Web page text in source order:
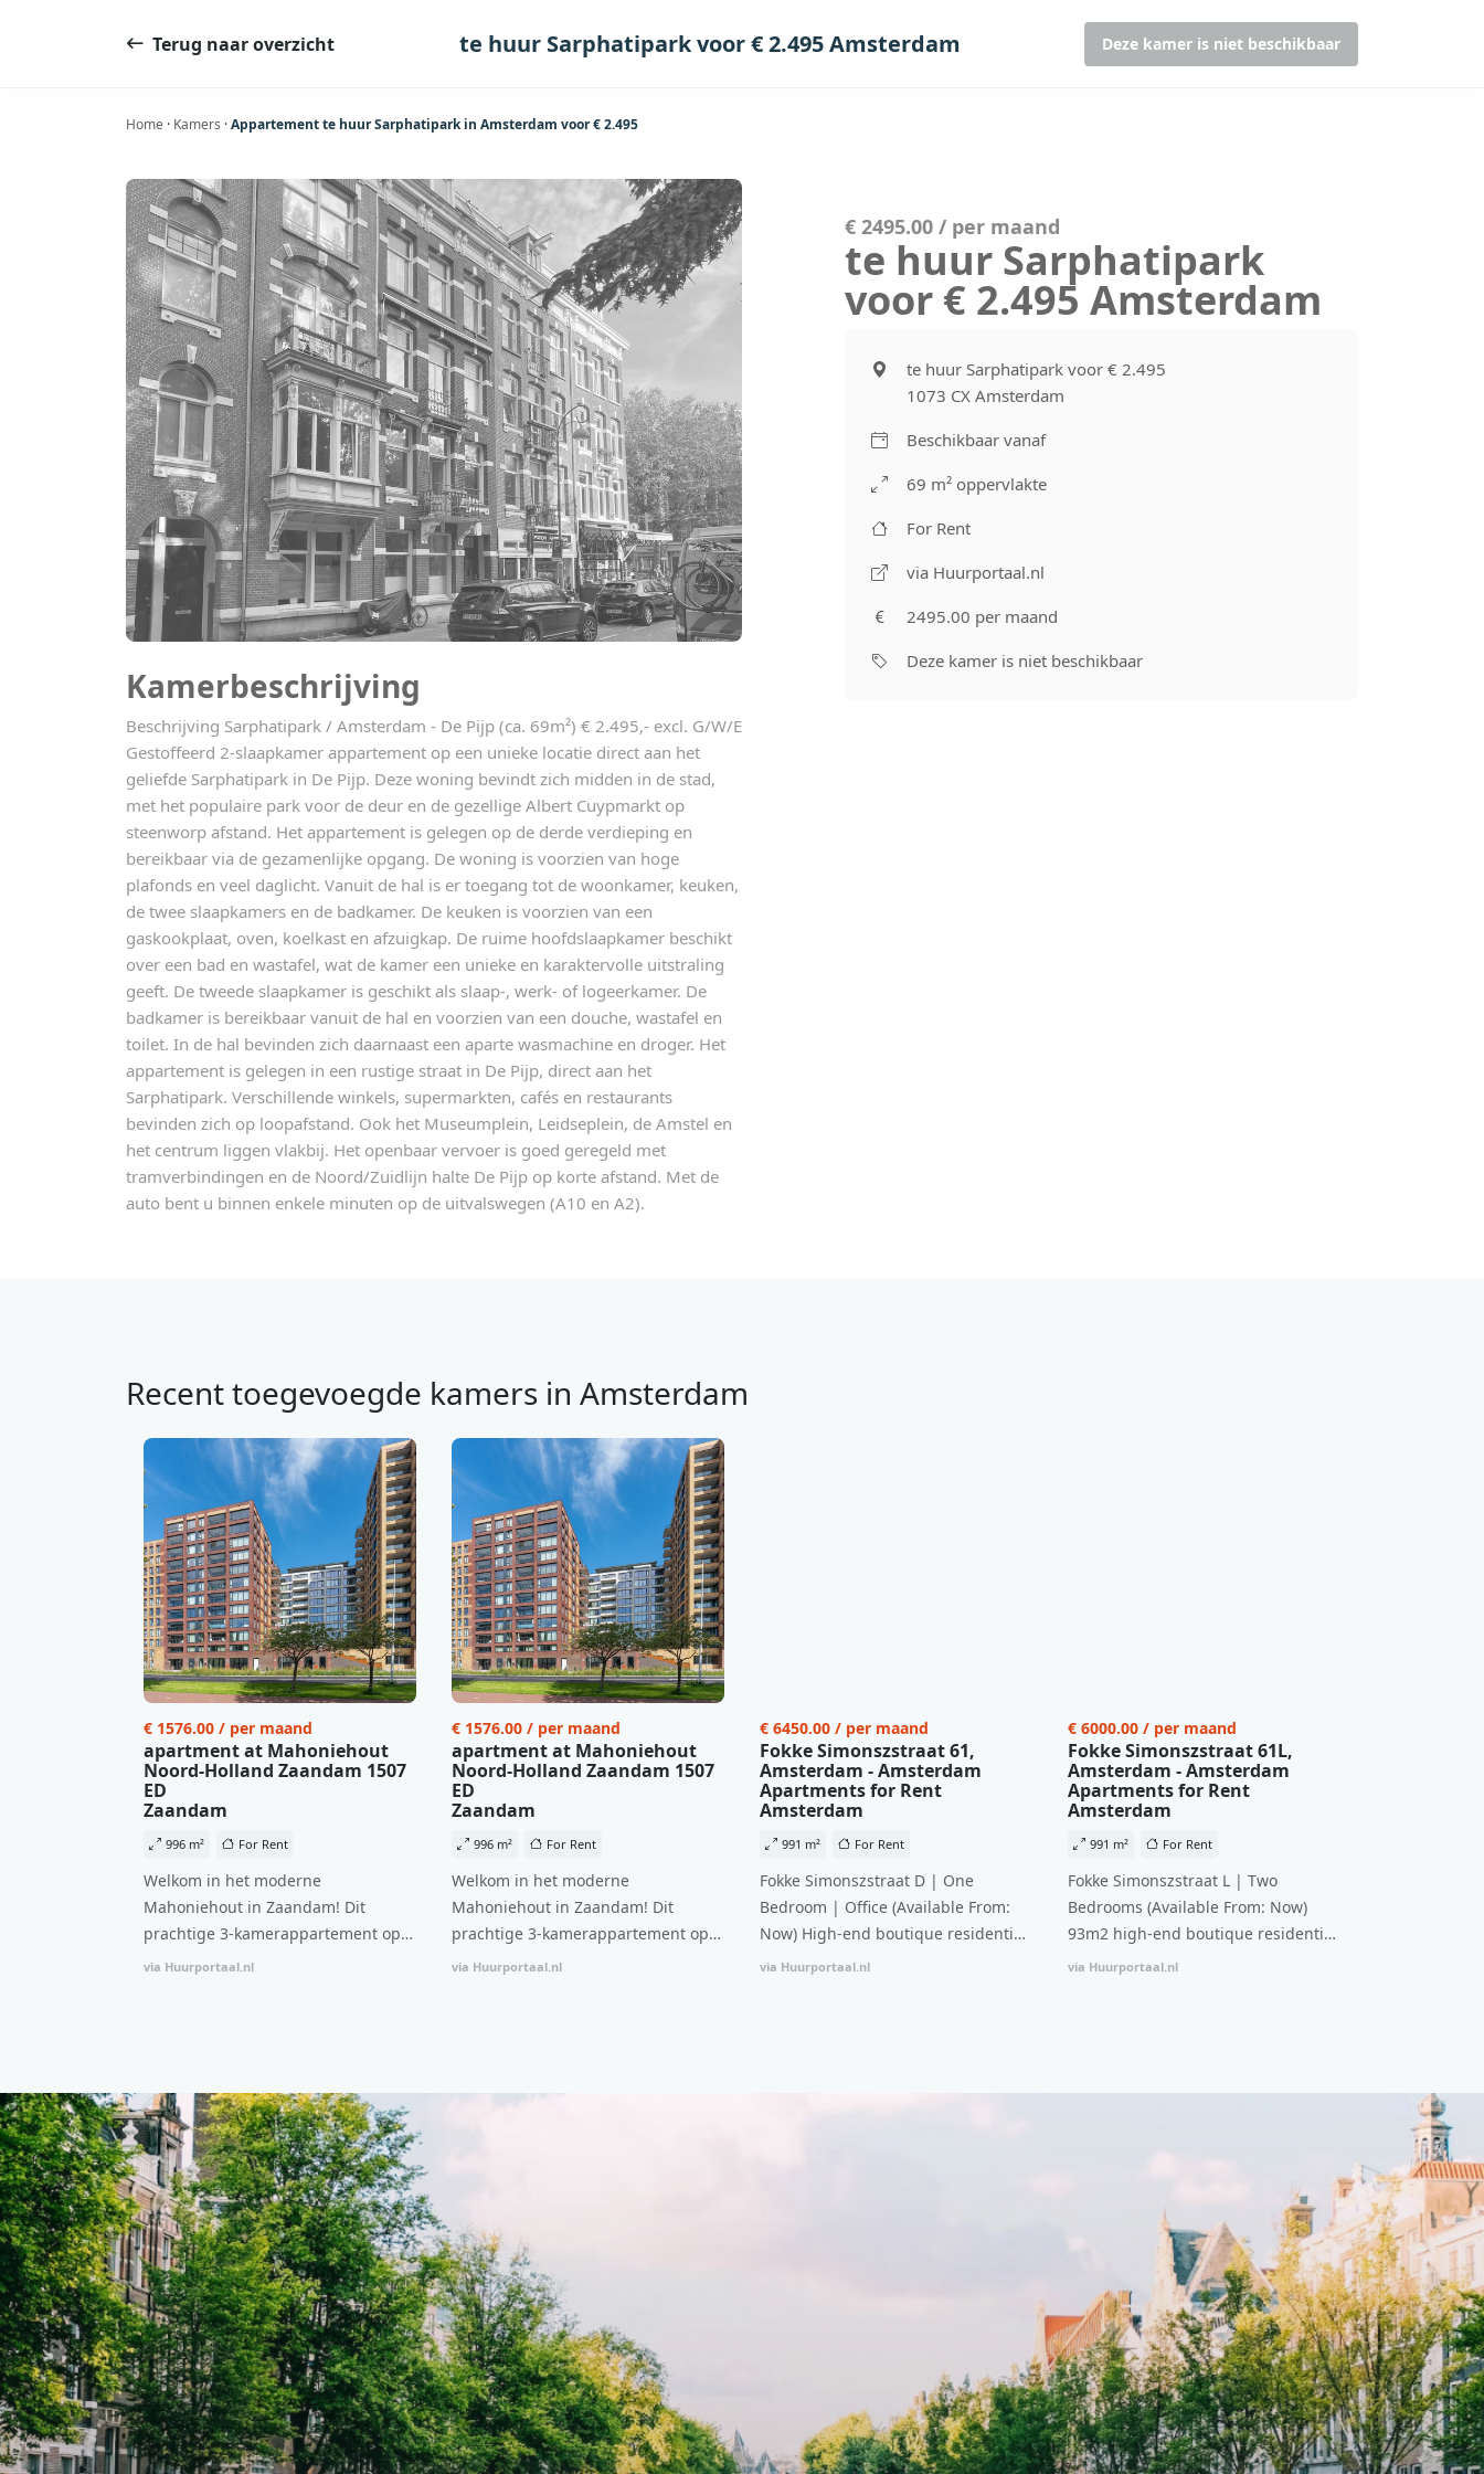
Terug naar overzicht te huur Sarphatipark voor € 2.495 Amsterdam Deze kamer is niet beschikbaar
Home · Kamers ·Appartement te huur Sarphatipark in Amsterdam voor € 2.495
Kamerbeschrijving
Beschrijving Sarphatipark / Amsterdam - De Pijp (ca. 69m²) € 2.495,- excl. G/W/E
Gestoffeerd 2-slaapkamer appartement op een unieke locatie direct aan het
geliefde Sarphatipark in De Pijp. Deze woning bevindt zich midden in de stad,
met het populaire park voor de deur en de gezellige Albert Cuypmarkt op
steenworp afstand. Het appartement is gelegen op de derde verdieping en
bereikbaar via de gezamenlijke opgang. De woning is voorzien van hoge
plafonds en veel daglicht. Vanuit de hal is er toegang tot de woonkamer, keuken,
de twee slaapkamers en de badkamer. De keuken is voorzien van een
gaskookplaat, oven, koelkast en afzuigkap. De ruime hoofdslaapkamer beschikt
over een bad en wastafel, wat de kamer een unieke en karaktervolle uitstraling
geeft. De tweede slaapkamer is geschikt als slaap-, werk- of logeerkamer. De
badkamer is bereikbaar vanuit de hal en voorzien van een douche, wastafel en
toilet. In de hal bevinden zich daarnaast een aparte wasmachine en droger. Het
appartement is gelegen in een rustige straat in De Pijp, direct aan het
Sarphatipark. Verschillende winkels, supermarkten, cafés en restaurants
bevinden zich op loopafstand. Ook het Museumplein, Leidseplein, de Amstel en
het centrum liggen vlakbij. Het openbaar vervoer is goed geregeld met
tramverbindingen en de Noord/Zuidlijn halte De Pijp op korte afstand. Met de
auto bent u binnen enkele minuten op de uitvalswegen (A10 en A2).
€ 2495.00 / per maand
te huur Sarphatipark
voor € 2.495 Amsterdam
te huur Sarphatipark voor € 2.495
1073 CX Amsterdam
Beschikbaar vanaf
69 m² oppervlakte
For Rent
via Huurportaal.nl
2495.00 per maand
Deze kamer is niet beschikbaar
Recent toegevoegde kamers in Amsterdam
€ 1576.00 / per maand
apartment at Mahoniehout
Noord-Holland Zaandam 1507
ED
Zaandam
996 m² For Rent
Welkom in het moderne
Mahoniehout in Zaandam! Dit
prachtige 3-kamerappartement op
de 6e verdieping biedt een ideale
van €107,50 per maand is dit een
geweldige kans voor professionals
die op zoek zijn naar een woning die
direct beschikbaar is vanaf 1 april
2026. Bij binnenkomst word je
verwelkomd in een ruime
woonkamer met open keuken,
samen goed voor 44 m² aan
leefruimte. De lichte woonkamer
biedt genoeg ruimte voor een
gezellige zithoek én een stijlvolle
eethoek. De keuken is van alle
gemakken voorzien, perfect voor het
bereiden van heerlijke maaltijden.
Vanuit de woonkamer stap je zo het
via Huurportaal.nl
€ 1576.00 / per maand
apartment at Mahoniehout
Noord-Holland Zaandam 1507
ED
Zaandam
996 m² For Rent
Welkom in het moderne
Mahoniehout in Zaandam! Dit
prachtige 3-kamerappartement op
de 6e verdieping biedt een ideale
van €107,50 per maand is dit een
woonkamer met open keuken,
samen goed voor 44 m² aan
leefruimte. De lichte woonkamer
biedt genoeg ruimte voor een
gezellige zithoek én een stijlvolle
eethoek. De keuken is van alle
gemakken voorzien, perfect voor het
bereiden van heerlijke maaltijden.
Vanuit de woonkamer stap je zo het
via Huurportaal.nl
€ 6450.00 / per maand
Fokke Simonszstraat 61,
Amsterdam - Amsterdam
Apartments for Rent
Amsterdam
991 m² For Rent
Fokke Simonszstraat D | One
Bedroom | Office (Available From:
Now) High-end boutique residential
complex in De Pijp feautring an
storage and secure bicycle parking
with an elegant lobby with an
elevator and green communal
spaces.The building incorporates
via Huurportaal.nl
€ 6000.00 / per maand
Fokke Simonszstraat 61L,
Amsterdam - Amsterdam
Apartments for Rent
Amsterdam
991 m² For Rent
Fokke Simonszstraat L | Two
Bedrooms (Available From: Now)
93m2 high-end boutique residential
complex in De Pijp feautring an
93m2, ready-to-live, contemporary
spaces.The building incorporates
solar panels to generate energy
supply. The windows have solar
control glazing, and the apartments
have climate control driven by a
thermal energy storage system.
Underfloor heating and cooling
contribute to a healthy indoor
environment. The atriums' seasonal
green walls provide natural summer
via Huurportaal.nl